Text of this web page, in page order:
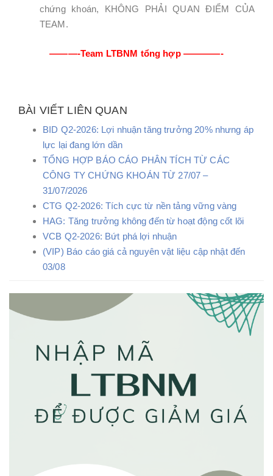
chứng khoán, KHÔNG PHẢI QUAN ĐIỂM CỦA
TEAM.
———-Team LTBNM tổng hợp ————-
BÀI VIẾT LIÊN QUAN
BID Q2-2026: Lợi nhuận tăng trưởng 20% nhưng áp
lực lại đang lớn dần
TỔNG HỢP BÁO CÁO PHÂN TÍCH TỪ CÁC
CÔNG TY CHỨNG KHOÁN TỪ 27/07 –
31/07/2026
CTG Q2-2026: Tích cực từ nền tảng vững vàng
HAG: Tăng trưởng không đến từ hoạt động cốt lõi
VCB Q2-2026: Bứt phá lợi nhuận
(VIP) Báo cáo giá cả nguyên vật liệu cập nhật đến
03/08